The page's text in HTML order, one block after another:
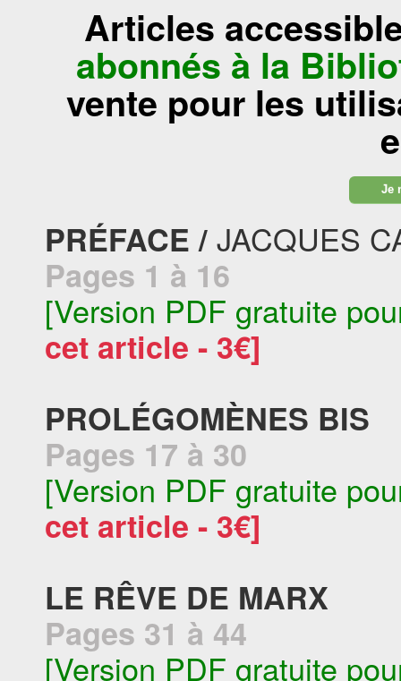
Articles
abonnés à la
vente pour les
Je
PRÉFACE / JACQUES
Pages 1 à 16
[Version PDF gratuite
cet article - 3€]
PROLÉGOMÈNES BIS
Pages 17 à 30
[Version PDF gratuite
cet article - 3€]
LE RÊVE DE MARX
Pages 31 à 44
[Version PDF gratuite